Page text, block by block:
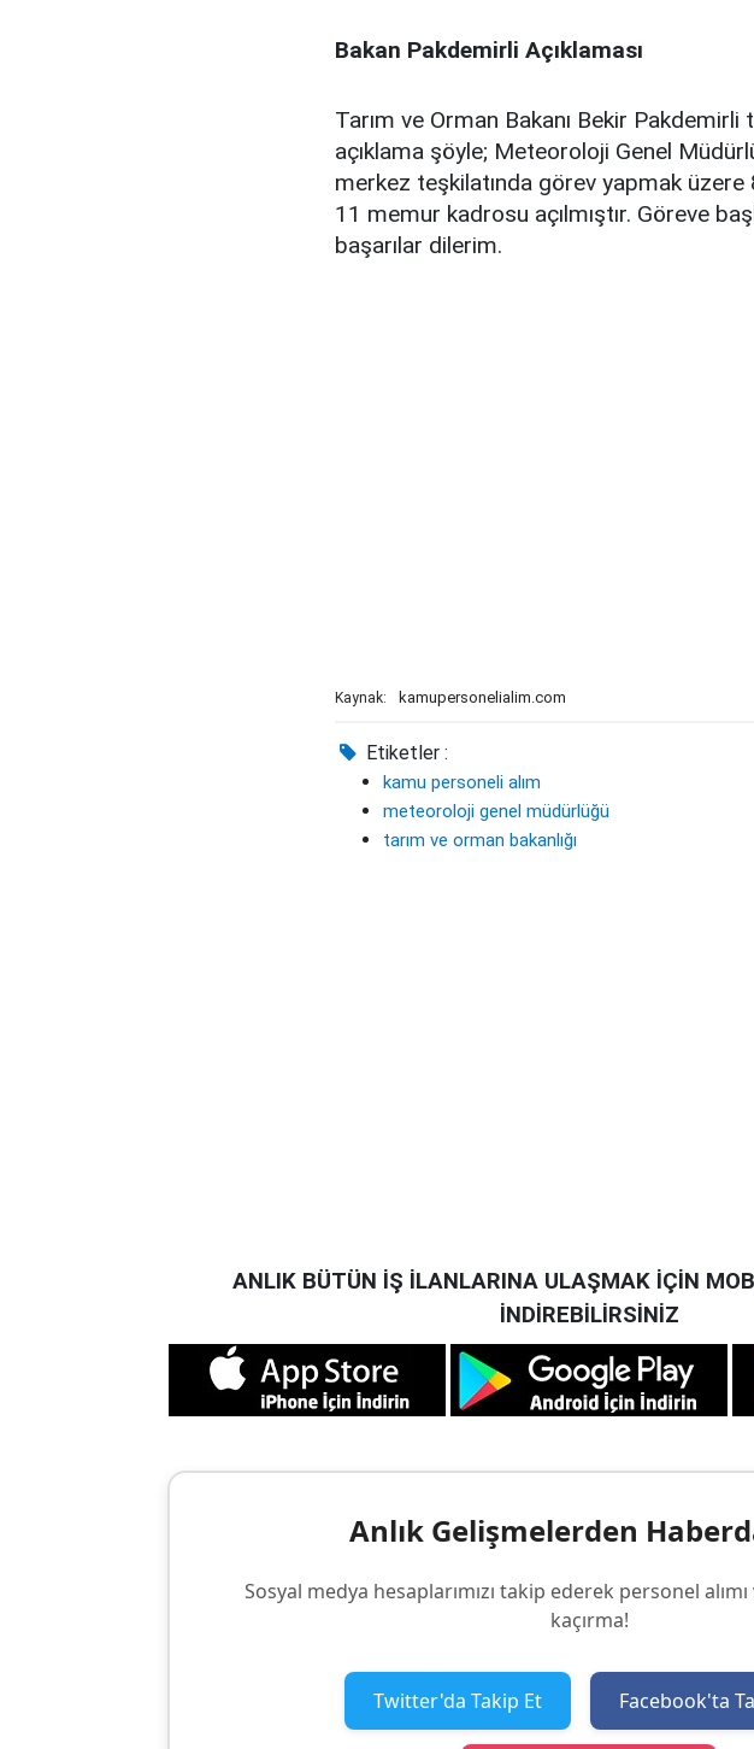
Bakan Pakdemirli Açıklaması
Tarım ve Orman Bakanı Bekir Pakdemirli
açıklama şöyle; Meteoroloji Genel
merkez teşkilatında görev yapmak
11 memur kadrosu açılmıştır. Göreve
başarılar dilerim.
Kaynak: kamupersonelialim.com
Etiketler :
kamu personeli alım
meteoroloji genel müdürlüğü
tarım ve orman bakanlığı
ANLIK BÜTÜN İŞ İLANLARINA ULAŞMAK İÇİN
İNDİREBİLİRSİNİZ
Anlık Gelişmelerden
Sosyal medya hesaplarımızı takip ederek personel
kaçırma!
Twitter'da Takip Et Facebook'ta